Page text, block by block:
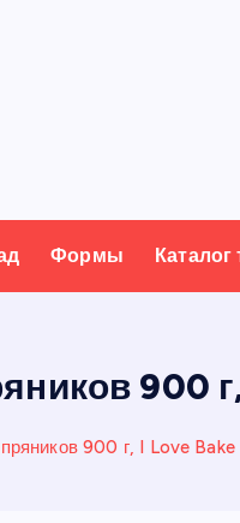
Формы Каталог
900
900 г, I Love Bake